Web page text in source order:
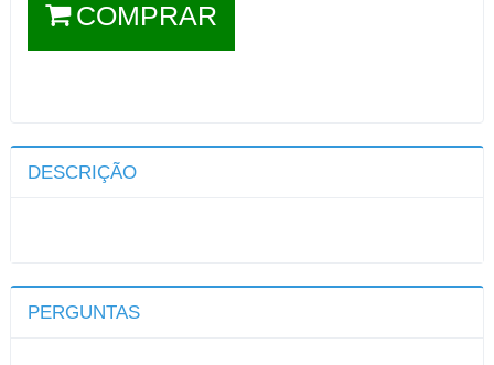
COMPRAR
DESCRIÇÃO
PERGUNTAS